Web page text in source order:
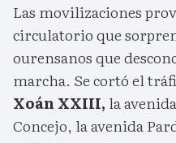
Las movilizaciones
circulatorio que
ourensanos que
marcha. Se cortó el
Xoán XXIII, la
Concejo, la avenida